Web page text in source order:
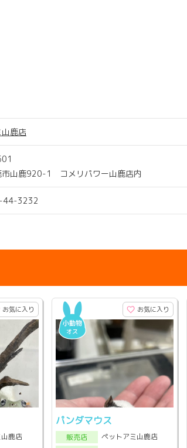
鹿店
市山鹿920-1 コメリパワー山鹿店内
44-3232
お気に入り
鹿店
お気に入り
パンダマウス
販売店
ペットアミ山鹿店